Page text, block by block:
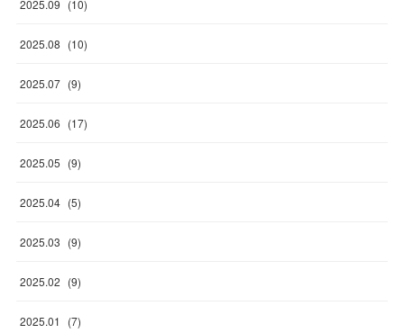
2025.09 (10)
2025.08 (10)
2025.07 (9)
2025.06 (17)
2025.05 (9)
2025.04 (5)
2025.03 (9)
2025.02 (9)
2025.01 (7)